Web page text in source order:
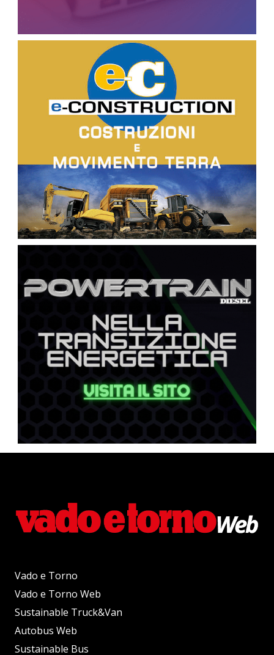
Vado e Torno
Vado e Torno Web
Sustainable Truck&Van
Autobus Web
Sustainable Bus